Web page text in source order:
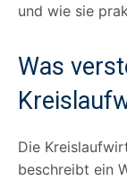
und wie sie
Was
Die
beschreibt ein